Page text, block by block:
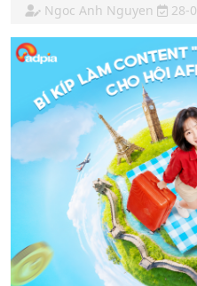
Ngoc Anh Nguyen 28-